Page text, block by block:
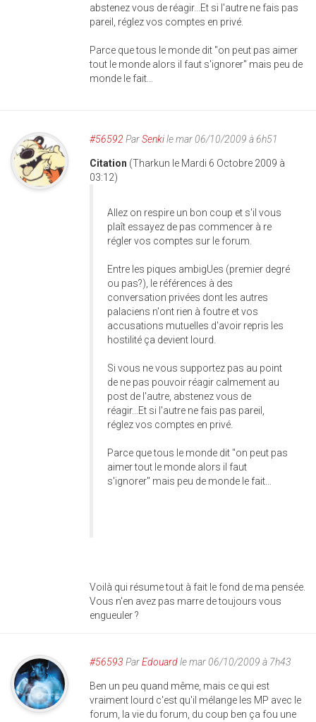
abstenez vous de réagir...Et si l'autre ne fais pas
pareil, réglez vos comptes en privé.
Parce que tous le monde dit "on peut pas aimer
tout le monde alors il faut s'ignorer" mais peu de
monde le fait...
#56592 ParSenkile mar 06/10/2009 à 6h51
Citation (Tharkun le Mardi 6 Octobre 2009 à
03:12)
Allez on respire un bon coup et s'il vous
plaît essayez de pas commencer à re
régler vos comptes sur le forum.
Entre les piques ambigUes (premier degré
ou pas?), le références à des
conversation privées dont les autres
palaciens n'ont rien à foutre et vos
accusations mutuelles d'avoir repris les
hostilité ça devient lourd.
Si vous ne vous supportez pas au point
de ne pas pouvoir réagir calmement au
post de l'autre, abstenez vous de
réagir...Et si l'autre ne fais pas pareil,
réglez vos comptes en privé.
Parce que tous le monde dit "on peut pas
aimer tout le monde alors il faut
s'ignorer" mais peu de monde le fait...
Voilà qui résume tout à fait le fond de ma pensée.
Vous n'en avez pas marre de toujours vous
engueuler ?
#56593 ParEdouardle mar 06/10/2009 à 7h43
Ben un peu quand même, mais ce qui est
vraiment lourd c'est qu'il mélange les MP avec le
forum, la vie du forum, du coup ben ça fou une